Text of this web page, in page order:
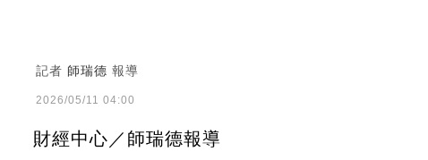
記者 師瑞德 報導
2026/05/11 04:00
財經中心／師瑞德報導